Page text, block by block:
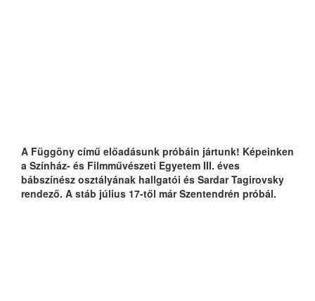
A Függöny című előadásunk próbáin jártunk! Képeinken
a Színház- és Filmművészeti Egyetem III. éves
bábszínész osztályának hallgatói és Sardar Tagirovsky
rendező. A stáb július 17-től már Szentendrén próbál.